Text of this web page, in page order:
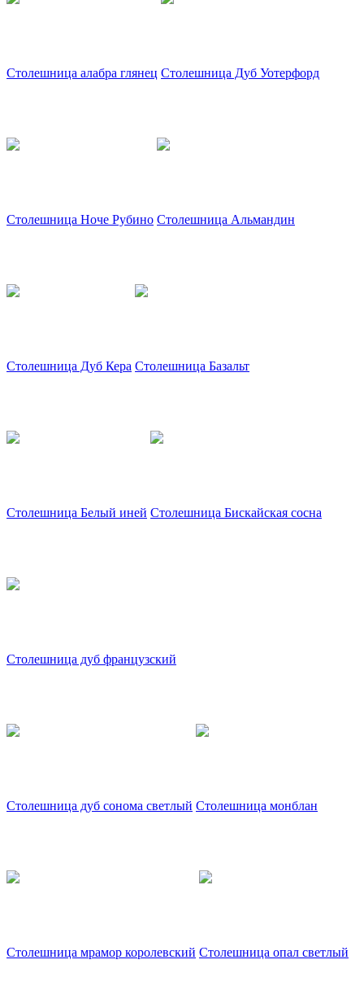
Столешница алабра глянец Столешница Дуб Уотерфорд
Столешница Ноче Рубино Столешница Альмандин
Столешница Дуб Кера Столешница Базальт
Столешница Белый иней Столешница Бискайская сосна
Столешница дуб французский
Столешница дуб сонома светлый Столешница монблан
Столешница мрамор королевский Столешница опал светлый